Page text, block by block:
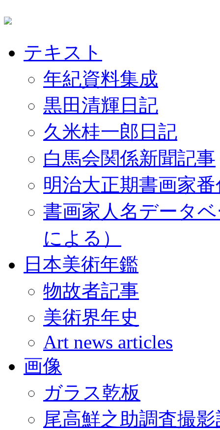
テキスト
年紀資料集成
黒田清輝日記
久米桂一郎日記
白馬会関係新聞記事
明治大正期書画家
書画家人名データ
による）
日本美術年鑑
物故者記事
美術界年史
Art news articles
画像
ガラス乾板
尾高鮮之助調査撮